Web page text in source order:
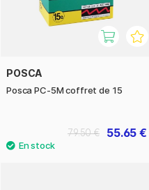
POSCA
Posca PC-5M coffret de 15
55.65 €
79.50 €